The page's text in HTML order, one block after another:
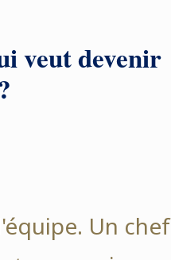
veut devenir
Un chef